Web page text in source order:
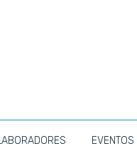
EVENTOS